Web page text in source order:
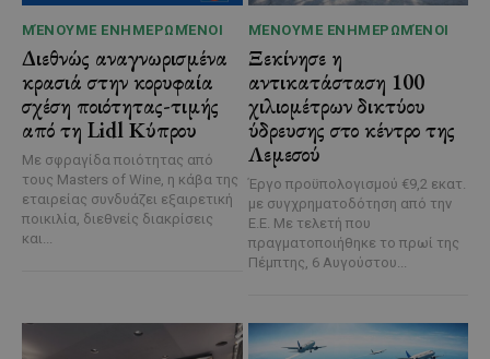
ΜΈΝΟΥΜΕ ΕΝΗΜΕΡΩΜΈΝΟΙ
Διεθνώς αναγνωρισμένα
κρασιά στην κορυφαία
σχέση ποιότητας-τιμής
από τη Lidl Κύπρου
Με σφραγίδα ποιότητας από
τους Masters of Wine, η κάβα της
εταιρείας συνδυάζει εξαιρετική
ποικιλία, διεθνείς διακρίσεις
και...
ΜΈΝΟΥΜΕ ΕΝΗΜΕΡΩΜΈΝΟΙ
Ξεκίνησε η
αντικατάσταση 100
χιλιομέτρων δικτύου
ύδρευσης στο κέντρο της
Λεμεσού
Έργο προϋπολογισμού €9,2 εκατ.
με συγχρηματοδότηση από την
Ε.Ε. Με τελετή που
πραγματοποιήθηκε το πρωί της
Πέμπτης, 6 Αυγούστου...